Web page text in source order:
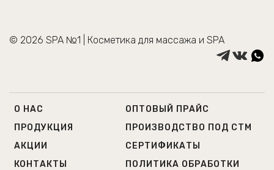
О НАС
ПРОДУКЦИЯ
АКЦИИ
КОНТАКТЫ
ОПТОВЫЙ ПРАЙС
ПРОИЗВОДСТВО ПОД СТМ
СЕРТИФИКАТЫ
ПОЛИТИКА ОБРАБОТКИ
© 2026 SPA №1 | Косметика для массажа и SPA